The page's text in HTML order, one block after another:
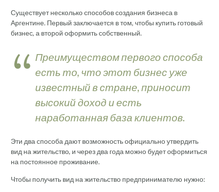
Существует несколько способов создания бизнеса в
Аргентине. Первый заключается в том, чтобы купить готовый
бизнес, а второй оформить собственный.
Преимуществом первого способа
есть то, что этот бизнес уже
известный в стране, приносит
высокий доход и есть
наработанная база клиентов.
Эти два способа дают возможность официально утвердить
вид на жительство, и через два года можно будет оформиться
на постоянное проживание.
Чтобы получить вид на жительство предпринимателю нужно: